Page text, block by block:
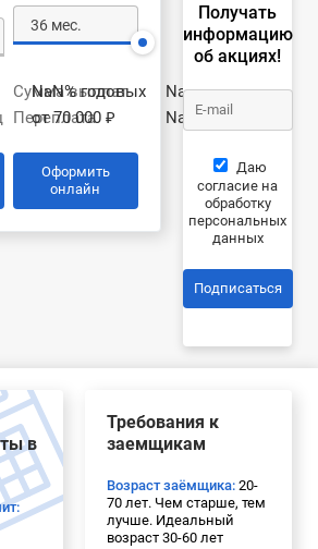
NaN% годовых
от 70 000 ₽
Сумма выплат
NaN ₽
Переплата
NaN ₽
Оформить
онлайн
Получать
информацию
об акциях!
Даю
согласие на
обработку
персональных
данных
Подписаться
в
Требования к
заемщикам
Возраст заёмщика: 20-
70 лет. Чем старше, тем
лучше. Идеальный
возраст 30-60 лет